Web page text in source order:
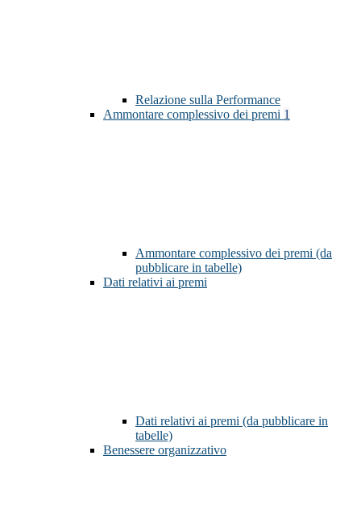
Relazione sulla Performance
Ammontare complessivo dei premi 1
Ammontare complessivo dei premi (da
pubblicare in tabelle)
Dati relativi ai premi
Dati relativi ai premi (da pubblicare in
tabelle)
Benessere organizzativo